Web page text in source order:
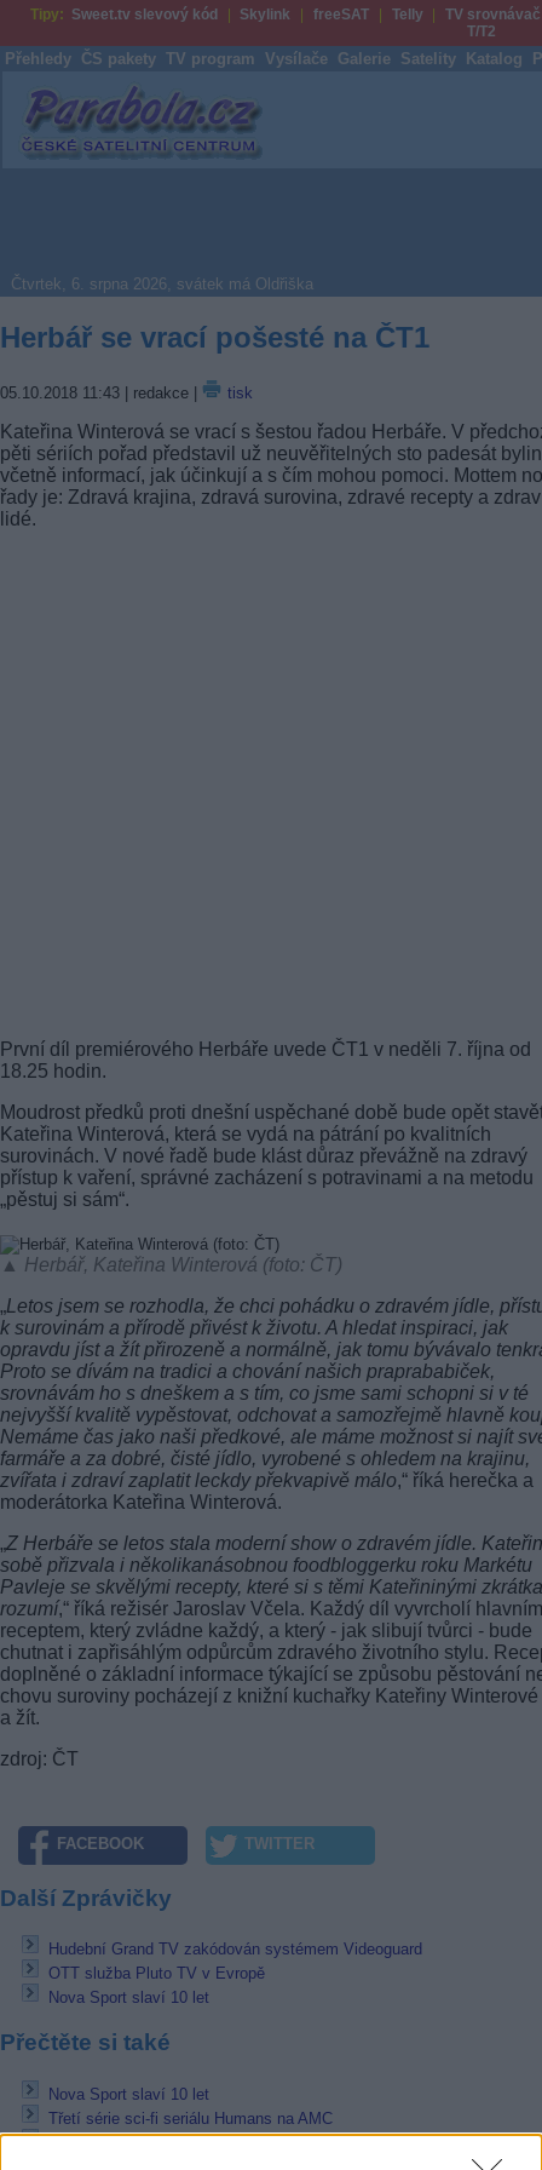
Tipy: Sweet.tv slevový kód Skylink freeSAT Telly
TV srovnávač
T/T2
Přehledy ČS pakety TV program Vysílače Galerie Satelity Katalog
Parabola.cz
Čtvrtek, 6. srpna 2026, svátek má Oldřiška
Herbář se vrací pošesté na ČT1
05.10.2018 11:43 | redakce | tisk
Kateřina Winterová se vrací s šestou řadou Herbáře. V
pěti sériích pořad představil už neuvěřitelných sto padesát bylin
včetně informací, jak účinkují a s čím mohou pomoci. Mottem
řady je: Zdravá krajina, zdravá surovina, zdravé recepty a
lidé.
První díl premiérového Herbáře uvede ČT1 v neděli 7. října od
18.25 hodin.
Moudrost předků proti dnešní uspěchané době bude opět
Kateřina Winterová, která se vydá na pátrání po kvalitních
surovinách. V nové řadě bude klást důraz převážně na zdravý
přístup k vaření, správné zacházení s potravinami a na metodu
„pěstuj si sám“.
▲ Herbář, Kateřina Winterová (foto: ČT)
„Letos jsem se rozhodla, že chci pohádku o zdravém jídle,
k surovinám a přírodě přivést k životu. A hledat inspiraci, jak
opravdu jíst a žít přirozeně a normálně, jak tomu bývávalo
Proto se dívám na tradici a chování našich praprababiček,
srovnávám ho s dneškem a s tím, co jsme sami schopni si v té
nejvyšší kvalitě vypěstovat, odchovat a samozřejmě hlavně
Nemáme čas jako naši předkové, ale máme možnost si najít
farmáře a za dobré, čisté jídlo, vyrobené s ohledem na krajinu,
zvířata i zdraví zaplatit leckdy překvapivě málo,“ říká herečka a
moderátorka Kateřina Winterová.
„Z Herbáře se letos stala moderní show o zdravém jídle.
sobě přizvala i několikanásobnou foodbloggerku roku Markétu
Pavleje se skvělými recepty, které si s těmi Kateřininými zkrátka
rozumí,“ říká režisér Jaroslav Včela. Každý díl vyvrcholí hlavním
receptem, který zvládne každý, a který - jak slibují tvůrci - bude
chutnat i zapřisáhlým odpůrcům zdravého životního stylu.
doplněné o základní informace týkající se způsobu pěstování
chovu suroviny pocházejí z knižní kuchařky Kateřiny Winterové
a žít.
zdroj: ČT
FACEBOOK TWITTER
Další Zprávičky
Hudební Grand TV zakódován systémem Videoguard
OTT služba Pluto TV v Evropě
Nova Sport slaví 10 let
Přečtěte si také
Nova Sport slaví 10 let
Třetí série sci-fi seriálu Humans na AMC
Jan Rosák se vydá hledat Poklad z půdy